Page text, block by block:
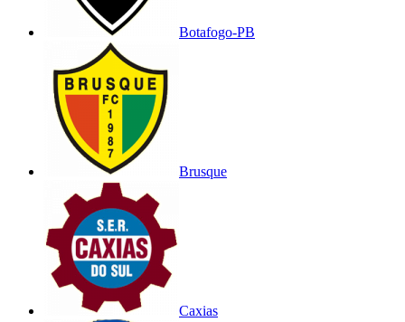
Botafogo-PB
Brusque
Caxias